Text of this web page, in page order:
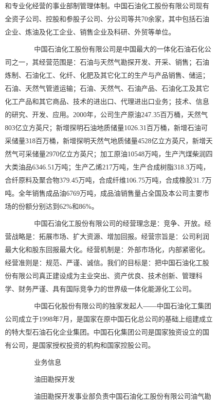
和专业化经营的事业部制管理体制。中国石油化工股份有限公司现有
全资子公司、控股和参股子公司、分公司等共70余家，其中包括石油
企业、炼油及化工企业、销售企业及科研、外贸等单位。
中国石油化工股份有限公司是中国最大的一体化石油石化公
司之一，其经营范围是：石油与天然气勘探开发、开采、销售；石油
炼制、石油化工、化纤、化肥及其它化工的生产与产品销售、储运；
石油、天然气管道运输；石油、天然气、石油产品、石油化工及其它
化工产品和其它商品、技术的进出口、代理进出口业务；技术、信息
的研究、开发、应用。2000年，公司生产原油247.35百万桶，天然气
803亿立方英尺；新增探明石油地质储量1026.31百万桶，新增石油可
采储量318百万桶，新增探明天然气地质储量4528亿立方英尺，新增天
然气可采储量2970亿立方英尺；加工原油10548万吨，生产汽煤柴润四
大类油品6346.51万吨；生产乙烯217万吨，生产合成树脂318.3万吨，
合纤原料及聚合物379.45万吨，合成纤维106.75万吨，合成橡胶31.7万
吨。全年销售成品油6769万吨，成品油销售量占全国及本公司主要市
场的份额分别达到62%和86%。
中国石油化工股份有限公司的经营理念是：竞争、开放。经
营战略是：拓展市场、扩大资源、增加回报。经营宗旨是：公司利润
最大化和股东回报最大化。经营机制是：外部市场化，内部紧密化。
经营准则是：规范、严谨、诚信。我们的目标是：把中国石油化工股
份有限公司真正建设成为主业突出、资产优良、技术创新、管理科
学、财务严谨、具有国际竞争力的世界级一体化能源化工公司。
中国石化股份有限公司的独家发起人——中国石油化工集团
公司成立于1998年7月，是国家在原中国石化总公司的基础上组建成立
的特大型石油石化企业集团。中国石化集团公司是国家独资设立的国
有公司，是国家授权投资的机构和国家控股公司。
业务信息
油田勘探开发
油田勘探开发事业部负责中国石油化工股份有限公司油气勘